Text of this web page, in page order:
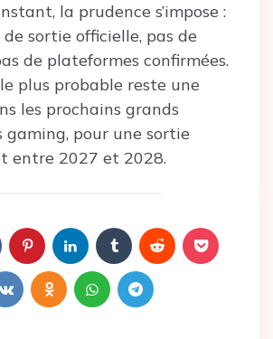
la prudence s’impose :
sortie officielle, pas de
de plateformes confirmées.
plus probable reste une
les prochains grands
gaming, pour une sortie
entre 2027 et 2028.